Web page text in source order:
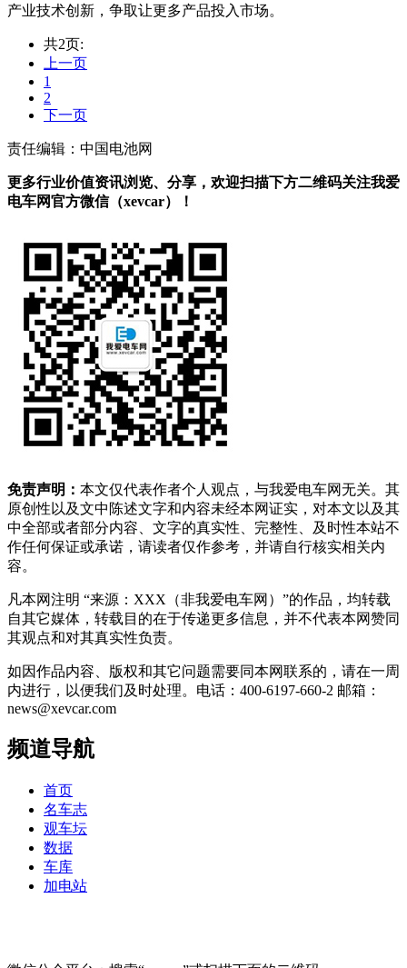
产业技术创新，争取让更多产品投入市场。
共2页:
上一页
1
2
下一页
责任编辑：中国电池网
更多行业价值资讯浏览、分享，欢迎扫描下方二维码关注我爱
电车网官方微信（xevcar）！
免责声明： 本文仅代表作者个人观点，与我爱电车网无关。其
原创性以及文中陈述文字和内容未经本网证实，对本文以及其
中全部或者部分内容、文字的真实性、完整性、及时性本站不
作任何保证或承诺，请读者仅作参考，并请自行核实相关内
容。
凡本网注明 “来源：XXX（非我爱电车网）”的作品，均转载
自其它媒体，转载目的在于传递更多信息，并不代表本网赞同
其观点和对其真实性负责。
如因作品内容、版权和其它问题需要同本网联系的，请在一周
内进行，以便我们及时处理。电话：400-6197-660-2 邮箱：
news@xevcar.com
频道导航
首页
名车志
观车坛
数据
车库
加电站